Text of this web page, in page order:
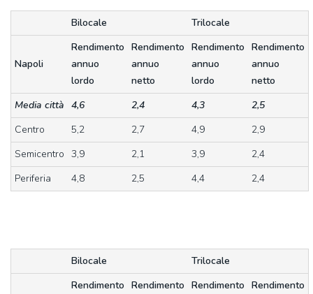
Bilocale Trilocale
Napoli
Rendimento
annuo
lordo
Rendimento
annuo
netto
Rendimento
annuo
lordo
Rendimento
annuo
netto
Media città 4,6 2,4 4,3
2,5
Centro
5,2 2,7 4,9
2,9
Semicentro 3,9 2,1 3,9
2,4
Periferia
4,8 2,5 4,4 2,4
Bilocale Trilocale
Rendimento Rendimento Rendimento Rendimento